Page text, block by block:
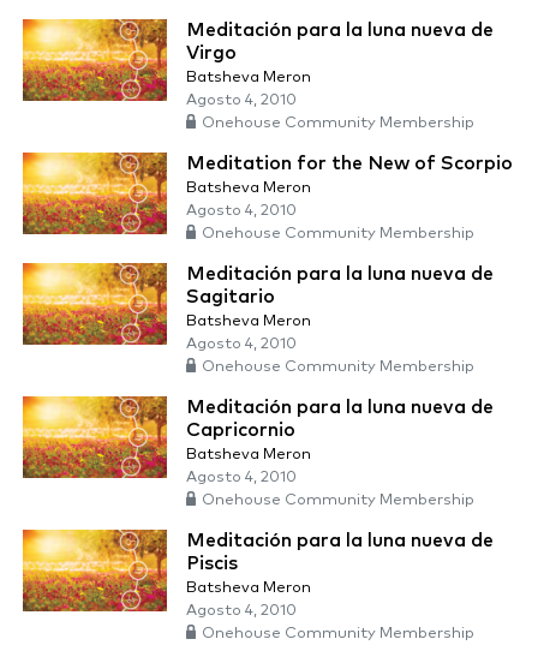
Meditación para la luna nueva de
Virgo
Batsheva Meron
Agosto 4, 2010
Onehouse Community Membership
Meditation for the New of Scorpio
Batsheva Meron
Agosto 4, 2010
Onehouse Community Membership
Meditación para la luna nueva de
Sagitario
Batsheva Meron
Agosto 4, 2010
Onehouse Community Membership
Meditación para la luna nueva de
Capricornio
Batsheva Meron
Agosto 4, 2010
Onehouse Community Membership
Meditación para la luna nueva de
Piscis
Batsheva Meron
Agosto 4, 2010
Onehouse Community Membership